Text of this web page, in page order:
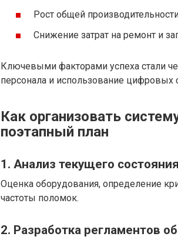
Рост общей
Снижение затрат на ремонт и
Ключевыми факторами успеха стали
персонала и использование цифровых
Как организовать
поэтапный план
1. Анализ текущего состояния
Оценка оборудования, определение
частоты поломок.
2. Разработка регламентов